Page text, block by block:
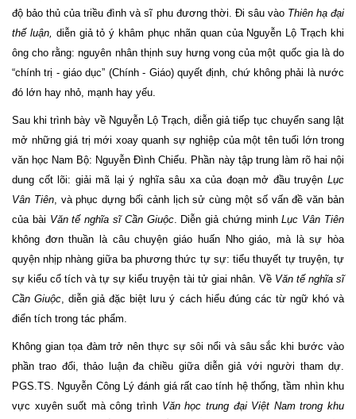
độ bảo thủ của triều đình và sĩ phu đương thời. Đi sâu vào Thiên hạ đại
thế luận, diễn giả tỏ ý khâm phục nhãn quan của Nguyễn Lộ Trạch khi
ông cho rằng: nguyên nhân thịnh suy hưng vong của một quốc gia là do
“chính trị - giáo dục” (Chính - Giáo) quyết định, chứ không phải là nước
đó lớn hay nhỏ, mạnh hay yếu.
Sau khi trình bày về Nguyễn Lộ Trạch, diễn giả tiếp tục chuyển sang lật
mở những giá trị mới xoay quanh sự nghiệp của một tên tuổi lớn trong
văn học Nam Bộ: Nguyễn Đình Chiểu. Phần này tập trung làm rõ hai nội
dung cốt lõi: giải mã lại ý nghĩa sâu xa của đoạn mở đầu truyện Lục
Vân Tiên, và phục dựng bối cảnh lịch sử cùng một số vấn đề văn bản
của bài Văn tế nghĩa sĩ Cần Giuộc. Diễn giả chứng minhLục Vân Tiên
không đơn thuần là câu chuyện giáo huấn Nho giáo, mà là sự hòa
quyện nhịp nhàng giữa ba phương thức tự sự: tiểu thuyết tự truyện, tự
sự kiểu cổ tích và tự sự kiểu truyện tài tử giai nhân. Về Văn tế nghĩa sĩ
Cần Giuộc, diễn giả đặc biệt lưu ý cách hiểu đúng các từ ngữ khó và
điển tích trong tác phẩm.
Không gian tọa đàm trở nên thực sự sôi nổi và sâu sắc khi bước vào
phần trao đổi, thảo luận đa chiều giữa diễn giả với người tham dự.
PGS.TS. Nguyễn Công Lý đánh giá rất cao tính hệ thống, tầm nhìn khu
vực xuyên suốt mà công trình Văn học trung đại Việt Nam trong khu